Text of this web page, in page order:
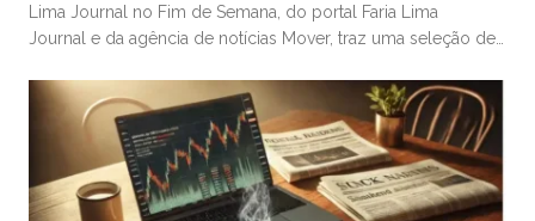
Lima Journal no Fim de Semana, do portal Faria Lima
Journal e da agência de notícias Mover, traz uma seleção de
algum tempo no sábado e domingo para leituras mais
aprofundadas de boas histórias e materiais informativos. OS
EUA constroem gasodutos; mas investidores […]